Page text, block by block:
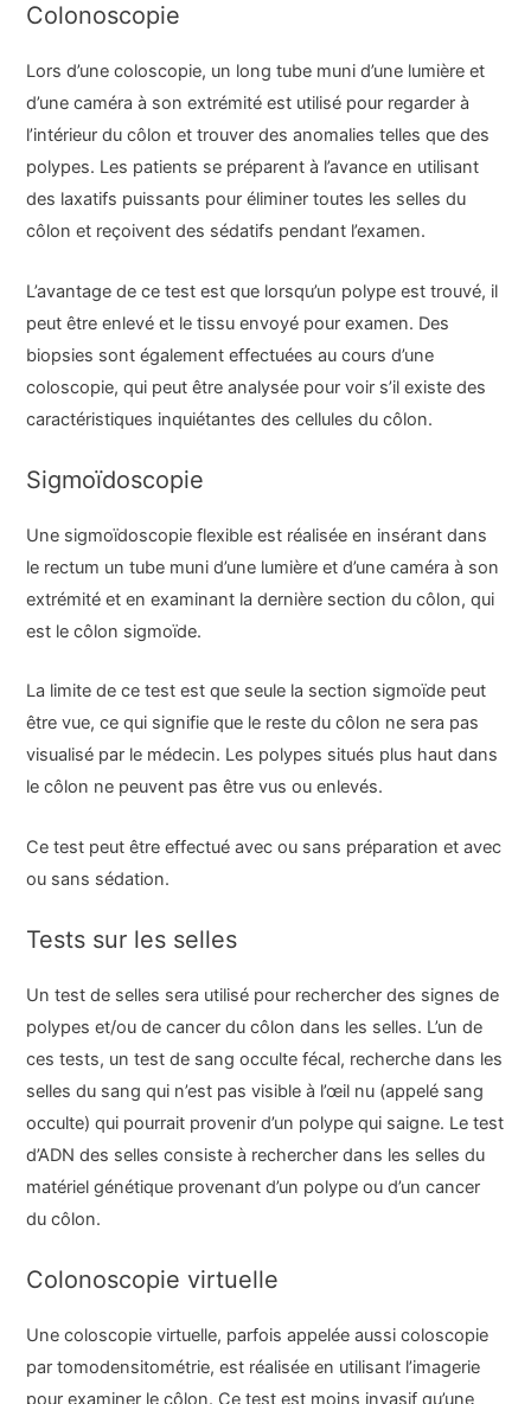
Colonoscopie
Lors d’une coloscopie, un long tube muni d’une lumière et
d’une caméra à son extrémité est utilisé pour regarder à
l’intérieur du côlon et trouver des anomalies telles que des
polypes. Les patients se préparent à l’avance en utilisant
des laxatifs puissants pour éliminer toutes les selles du
côlon et reçoivent des sédatifs pendant l’examen.
L’avantage de ce test est que lorsqu’un polype est trouvé, il
peut être enlevé et le tissu envoyé pour examen. Des
biopsies sont également effectuées au cours d’une
coloscopie, qui peut être analysée pour voir s’il existe des
caractéristiques inquiétantes des cellules du côlon.
Sigmoïdoscopie
Une sigmoïdoscopie flexible est réalisée en insérant dans
le rectum un tube muni d’une lumière et d’une caméra à son
extrémité et en examinant la dernière section du côlon, qui
est le côlon sigmoïde.
La limite de ce test est que seule la section sigmoïde peut
être vue, ce qui signifie que le reste du côlon ne sera pas
visualisé par le médecin. Les polypes situés plus haut dans
le côlon ne peuvent pas être vus ou enlevés.
Ce test peut être effectué avec ou sans préparation et avec
ou sans sédation.
Tests sur les selles
Un test de selles sera utilisé pour rechercher des signes de
polypes et/ou de cancer du côlon dans les selles. L’un de
ces tests, un test de sang occulte fécal, recherche dans les
selles du sang qui n’est pas visible à l’œil nu (appelé sang
occulte) qui pourrait provenir d’un polype qui saigne. Le test
d’ADN des selles consiste à rechercher dans les selles du
matériel génétique provenant d’un polype ou d’un cancer
du côlon.
Colonoscopie virtuelle
Une coloscopie virtuelle, parfois appelée aussi coloscopie
par tomodensitométrie, est réalisée en utilisant l’imagerie
pour examiner le côlon. Ce test est moins invasif qu’une